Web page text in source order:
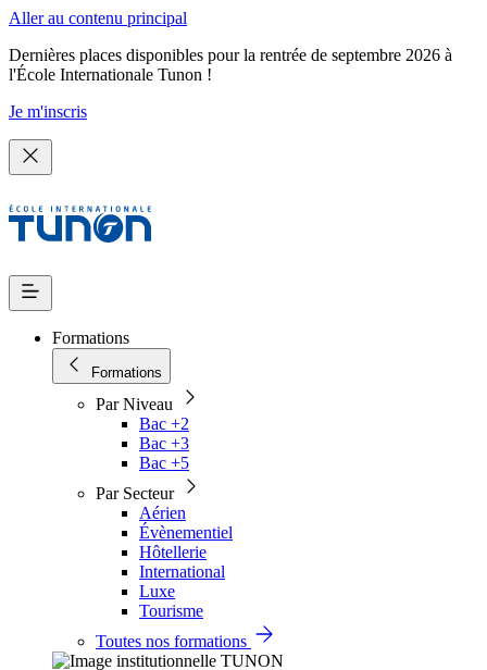
Aller au contenu principal
Dernières places disponibles pour la rentrée de septembre 2026 à
l'École Internationale Tunon !
Je m'inscris
Formations
Formations
Par Niveau
Bac +2
Bac +3
Bac +5
Par Secteur
Aérien
Évènementiel
Hôtellerie
International
Luxe
Tourisme
Toutes nos formations